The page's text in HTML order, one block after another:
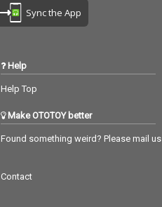
Sync the App
Help
Help Top
Make OTOTOY better
Found something weird? Please mail us
Contact